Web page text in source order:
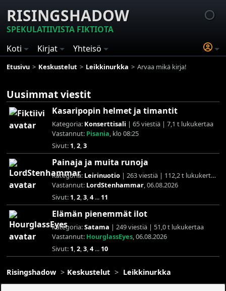
RISINGSHADOW
SPEKULATIIVISTA FIKTIOTA
Koti
Kirjat Yhteisö
Etusivu Keskustelut Leikkinurkka Arvaa mikä kirja!
Uusimmat viestit
Kasaripopin helmet ja timantit
Kategoria: Konserttisali | 65 viestiä | 7,1 t lukukertaa
Vastannut: Pisania , klo 08:25
Sivut: 1 ,2 ,3
Painaja ja muita runoja
Kategoria: Leirinuotio | 263 viestiä | 112,2 t lukukertaa
Vastannut: LordStenhammar , 06.08.2026
Sivut: 1 ,2 ,3 ,4... 11
Elämän pienemmät ilot
Kategoria:Satama | 249 viestiä | 51,0 t lukukertaa
Vastannut: HourglassEyes , 06.08.2026
Sivut: 1 ,2 ,3 ,4... 10
Risingshadow Keskustelut Leikkinurkka